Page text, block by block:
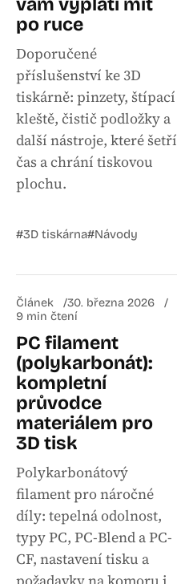
po ruce
Doporučené
příslušenství ke 3D
tiskárně: pinzety, štípací
kleště, čistič podložky a
další nástroje, které šetří
čas a chrání tiskovou
plochu.
#3D tiskárna#Návody
Článek
30. března 2026
9 min čtení
PC filament
(polykarbonát):
kompletní
průvodce
materiálem pro
3D tisk
Polykarbonátový
filament pro náročné
díly: tepelná odolnost,
typy PC, PC-Blend a PC-
CF, nastavení tisku a